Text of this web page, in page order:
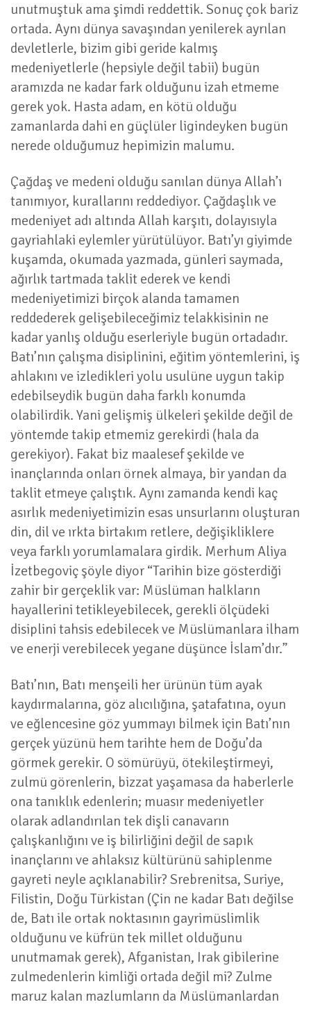
unutmuştuk ama şimdi reddettik. Sonuç çok bariz
ortada. Aynı dünya savaşından yenilerek ayrılan
devletlerle, bizim gibi geride kalmış
medeniyetlerle (hepsiyle değil tabii) bugün
aramızda ne kadar fark olduğunu izah etmeme
gerek yok. Hasta adam, en kötü olduğu
zamanlarda dahi en güçlüler ligindeyken bugün
nerede olduğumuz hepimizin malumu.
Çağdaş ve medeni olduğu sanılan dünya Allah’ı
tanımıyor, kurallarını reddediyor. Çağdaşlık ve
medeniyet adı altında Allah karşıtı, dolayısıyla
gayriahlaki eylemler yürütülüyor. Batı’yı giyimde
kuşamda, okumada yazmada, günleri saymada,
ağırlık tartmada taklit ederek ve kendi
medeniyetimizi birçok alanda tamamen
reddederek gelişebileceğimiz telakkisinin ne
kadar yanlış olduğu eserleriyle bugün ortadadır.
Batı’nın çalışma disiplinini, eğitim yöntemlerini, iş
ahlakını ve izledikleri yolu usulüne uygun takip
edebilseydik bugün daha farklı konumda
olabilirdik. Yani gelişmiş ülkeleri şekilde değil de
yöntemde takip etmemiz gerekirdi (hala da
gerekiyor). Fakat biz maalesef şekilde ve
inançlarında onları örnek almaya, bir yandan da
taklit etmeye çalıştık. Aynı zamanda kendi kaç
asırlık medeniyetimizin esas unsurlarını oluşturan
din, dil ve ırkta birtakım retlere, değişikliklere
veya farklı yorumlamalara girdik. Merhum Aliya
İzetbegoviç şöyle diyor “Tarihin bize gösterdiği
zahir bir gerçeklik var: Müslüman halkların
hayallerini tetikleyebilecek, gerekli ölçüdeki
disiplini tahsis edebilecek ve Müslümanlara ilham
ve enerji verebilecek yegane düşünce İslam’dır.”
Batı’nın, Batı menşeili her ürünün tüm ayak
kaydırmalarına, göz alıcılığına, şatafatına, oyun
ve eğlencesine göz yummayı bilmek için Batı’nın
gerçek yüzünü hem tarihte hem de Doğu’da
görmek gerekir. O sömürüyü, ötekileştirmeyi,
zulmü görenlerin, bizzat yaşamasa da haberlerle
ona tanıklık edenlerin; muasır medeniyetler
olarak adlandırılan tek dişli canavarın
çalışkanlığını ve iş bilirliğini değil de sapık
inançlarını ve ahlaksız kültürünü sahiplenme
gayreti neyle açıklanabilir? Srebrenitsa, Suriye,
Filistin, Doğu Türkistan (Çin ne kadar Batı değilse
de, Batı ile ortak noktasının gayrimüslimlik
olduğunu ve küfrün tek millet olduğunu
unutmamak gerek), Afganistan, Irak gibilerine
zulmedenlerin kimliği ortada değil mi? Zulme
maruz kalan mazlumların da Müslümanlardan